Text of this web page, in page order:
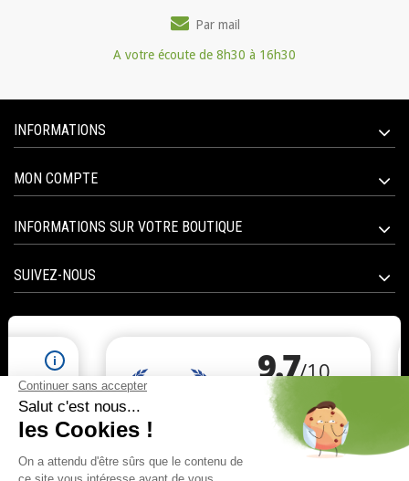
Par mail
A votre écoute de 8h30 à 16h30
INFORMATIONS
MON COMPTE
INFORMATIONS SUR VOTRE BOUTIQUE
SUIVEZ-NOUS